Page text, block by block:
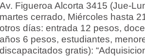
Av. Figueroa Alcorta 3415 (Jue-
martes cerrado, Miércoles hasta
otros días: entrada 12 pesos,
años 6 pesos, estudiantes,
discapacitados gratis):